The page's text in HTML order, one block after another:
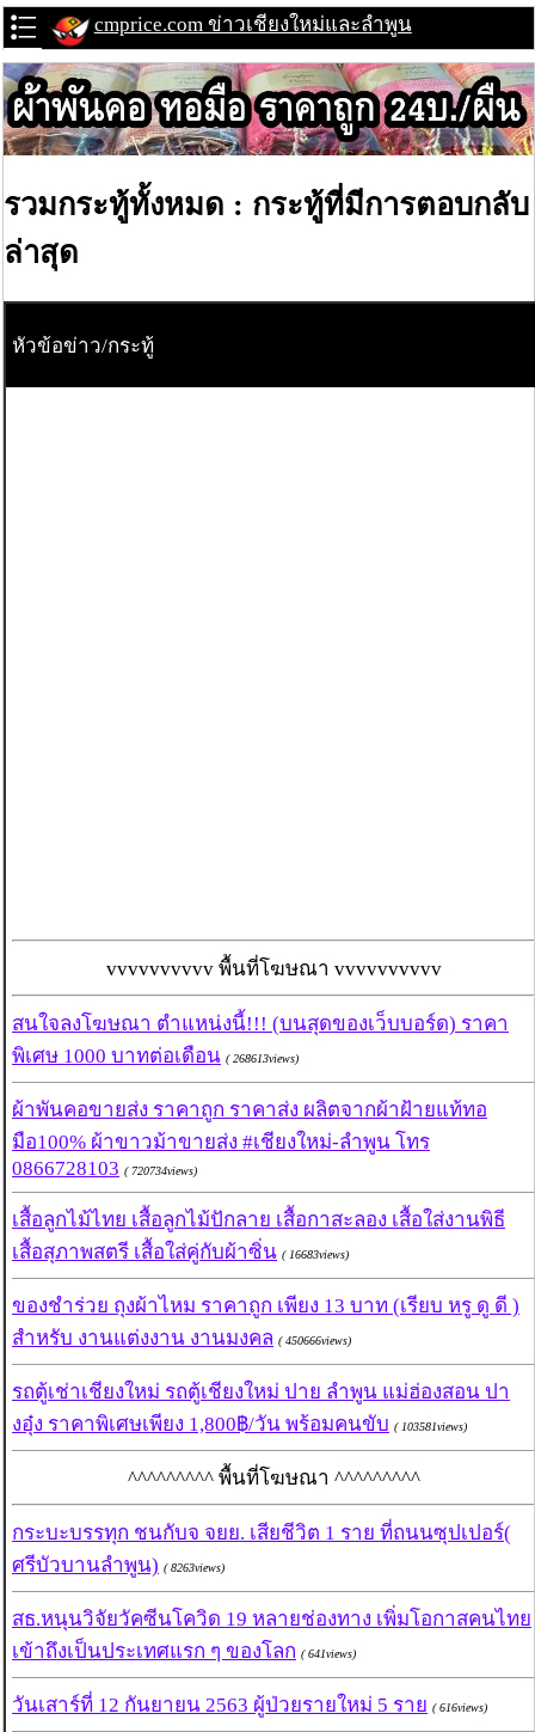
cmprice.com ข่าวเชียงใหม่และลำพูน
รวมกระทู้ทั้งหมด : กระทู้ที่มีการตอบกลับ
ล่าสุด
หัวข้อข่าว/กระทู้
vvvvvvvvvv พื้นที่โฆษณา vvvvvvvvvv
สนใจลงโฆษณา ตำแหน่งนี้!!! (บนสุดของเว็บบอร์ด) ราคา
พิเศษ 1000 บาทต่อเดือน ( 268613views)
ผ้าพันคอขายส่ง ราคาถูก ราคาส่ง ผลิตจากผ้าฝ้ายแท้ทอ
มือ100% ผ้าขาวม้าขายส่ง #เชียงใหม่-ลำพูน โทร
0866728103 ( 720734views)
เสื้อลูกไม้ไทย เสื้อลูกไม้ปักลาย เสื้อกาสะลอง เสื้อใส่งานพิธี
เสื้อสุภาพสตรี เสื้อใส่คู่กับผ้าซิ่น ( 16683views)
ของชำร่วย ถุงผ้าไหม ราคาถูก เพียง 13 บาท (เรียบ หรู ดู ดี )
สำหรับ งานแต่งงาน งานมงคล ( 450666views)
รถตู้เช่าเชียงใหม่ รถตู้เชียงใหม่ ปาย ลำพูน แม่ฮ่องสอน ปา
งอุ๋ง ราคาพิเศษเพียง 1,800฿/วัน พร้อมคนขับ ( 103581views)
^^^^^^^^^ พื้นที่โฆษณา ^^^^^^^^^
กระบะบรรทุก ชนกับจ จยย. เสียชีวิต 1 ราย ที่ถนนซุปเปอร์(
ศรีบัวบานลำพูน) ( 8263views)
สธ.หนุนวิจัยวัคซีนโควิด 19 หลายช่องทาง เพิ่มโอกาสคนไทย
เข้าถึงเป็นประเทศแรก ๆ ของโลก ( 641views)
วันเสาร์ที่ 12 กันยายน 2563 ผู้ป่วยรายใหม่ 5 ราย ( 616views)